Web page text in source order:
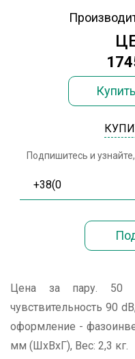
Купить
Подпишитесь и
Цена за пару.
чувствительность 90
оформление -
мм (ШхВхГ), Вес: 2,3 кг.